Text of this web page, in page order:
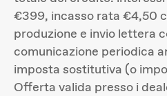
€399, incasso rata €4,50
produzione e invio lettera
comunicazione periodica
imposta sostitutiva (o
Offerta valida presso i